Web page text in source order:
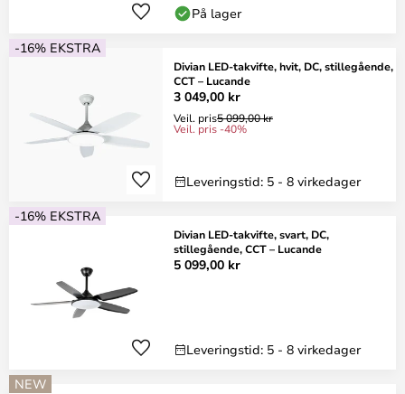
På lager
-16% EKSTRA
Divian LED-takvifte, hvit, DC, stillegående,
CCT – Lucande
3 049,00 kr
Veil. pris5 099,00 kr
Veil. pris -40%
Leveringstid: 5 - 8 virkedager
-16% EKSTRA
Divian LED-takvifte, svart, DC,
stillegående, CCT – Lucande
5 099,00 kr
Leveringstid: 5 - 8 virkedager
NEW